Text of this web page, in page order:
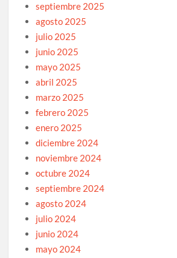
septiembre 2025
agosto 2025
julio 2025
junio 2025
mayo 2025
abril 2025
marzo 2025
febrero 2025
enero 2025
diciembre 2024
noviembre 2024
octubre 2024
septiembre 2024
agosto 2024
julio 2024
junio 2024
mayo 2024